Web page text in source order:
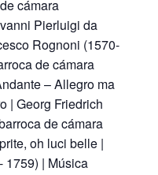
cámara
Pierluigi da
Rognoni (1570-
de cámara
– Allegro ma
| Georg Friedrich
de cámara
oh luci belle |
1759) | Música